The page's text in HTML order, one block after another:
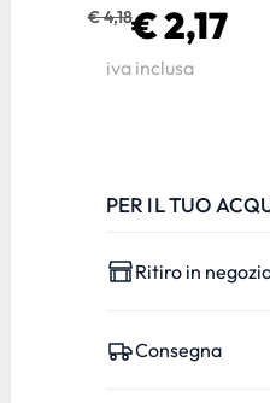
€ 4,18€ 2,17
iva inclusa
PER IL TUO
Ritiro in
Consegna